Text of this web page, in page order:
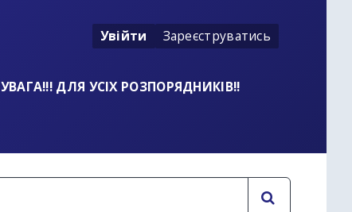
Увійти Зареєструватись
УВАГА!!! ДЛЯ УСІХ РОЗПОРЯДНИКІВ!!